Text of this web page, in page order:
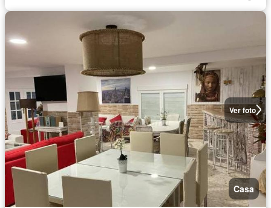
Ver foto
Casa